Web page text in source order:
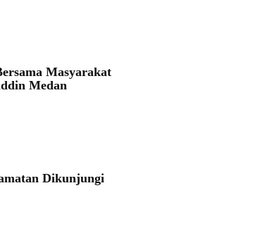
Masyarakat
Medan
Dikunjungi